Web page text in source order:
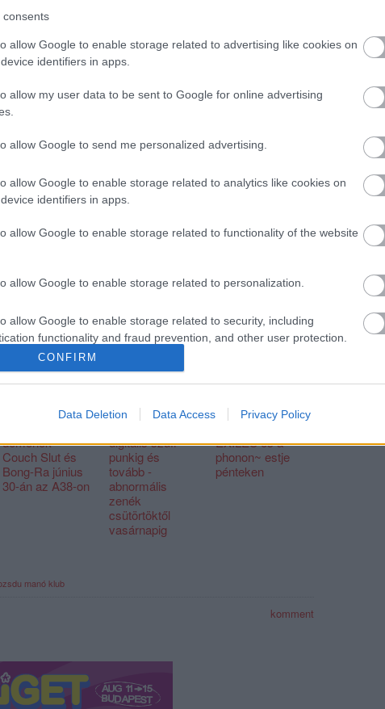
consents
allow Google to enable storage related to advertising like cookies on
identifiers in apps.
allow my user data to be sent to Google for online advertising
allow Google to send me personalized advertising.
allow Google to enable storage related to analytics like cookies on
identifiers in apps.
allow Google to enable storage related to functionality of the website
allow Google to enable storage related to personalization.
allow Google to enable storage related to security, including
functionality and fraud prevention, and other user protection.
CONFIRM
Data Deletion Data Access Privacy Policy
Recorder a Facebookon. Még több Recorder, ott, igen.
Minden irányból
démonok -
Couch Slut és
Bong-Ra június
30-án az A38-on
A vendéglátós
digitális szufi
punkig és
tovább -
abnormális
zenék
csütörtöktől
vasárnapig
Kísérleti kvadro
EXILES és a
phonon~ estje
pénteken
manó klub
komment